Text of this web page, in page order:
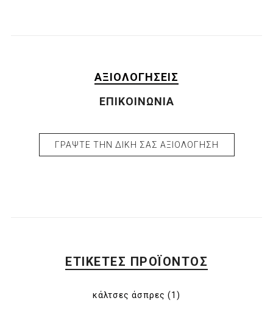
ΑΞΙΟΛΟΓΉΣΕΙΣ
ΕΠΙΚΟΙΝΩΝΊΑ
ΓΡΆΨΤΕ ΤΗΝ ΔΙΚΉ ΣΑΣ ΑΞΙΟΛΌΓΗΣΗ
ΕΤΙΚΈΤΕΣ ΠΡΟΪΌΝΤΟΣ
κάλτσες άσπρες (1)